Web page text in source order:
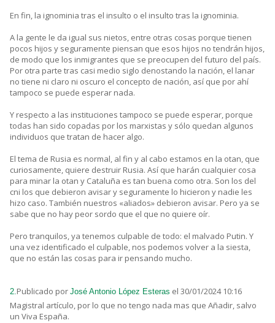
En fin, la ignominia tras el insulto o el insulto tras la ignominia.
A la gente le da igual sus nietos, entre otras cosas porque tienen
pocos hijos y seguramente piensan que esos hijos no tendrán hijos,
de modo que los inmigrantes que se preocupen del futuro del país.
Por otra parte tras casi medio siglo denostando la nación, el lanar
no tiene ni claro ni oscuro el concepto de nación, así que por ahí
tampoco se puede esperar nada.
Y respecto a las instituciones tampoco se puede esperar, porque
todas han sido copadas por los marxistas y sólo quedan algunos
individuos que tratan de hacer algo.
El tema de Rusia es normal, al fin y al cabo estamos en la otan, que
curiosamente, quiere destruir Rusia. Así que harán cualquier cosa
para minar la otan y Cataluña es tan buena como otra. Son los del
cni los que debieron avisar y seguramente lo hicieron y nadie les
hizo caso. También nuestros «aliados» debieron avisar. Pero ya se
sabe que no hay peor sordo que el que no quiere oír.
Pero tranquilos, ya tenemos culpable de todo: el malvado Putin. Y
una vez identificado el culpable, nos podemos volver a la siesta,
que no están las cosas para ir pensando mucho.
2.Publicado por José Antonio López Esteras el 30/01/2024 10:16
Magistral artículo, por lo que no tengo nada mas que Añadir, salvo
un Viva España.